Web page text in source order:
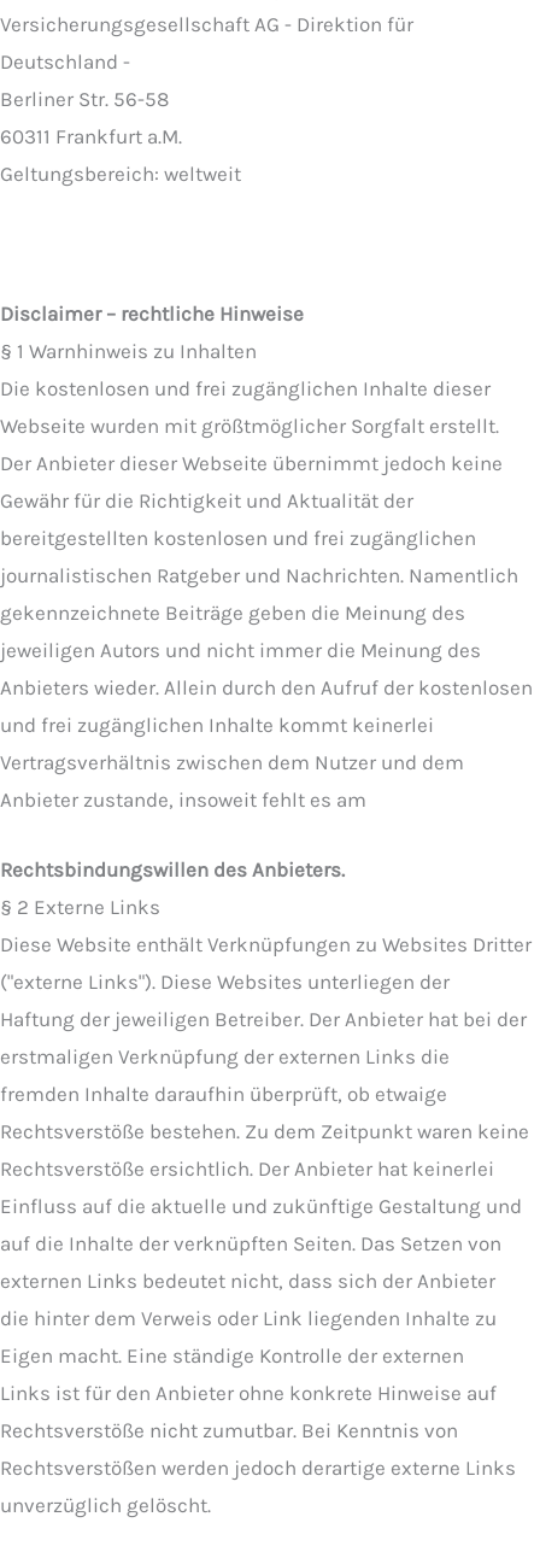
Versicherungsgesellschaft AG - Direktion für
Deutschland -
Berliner Str. 56-58
60311 Frankfurt a.M.
Geltungsbereich: weltweit
Disclaimer – rechtliche Hinweise
§ 1 Warnhinweis zu Inhalten
Die kostenlosen und frei zugänglichen Inhalte dieser
Webseite wurden mit größtmöglicher Sorgfalt erstellt.
Der Anbieter dieser Webseite übernimmt jedoch keine
Gewähr für die Richtigkeit und Aktualität der
bereitgestellten kostenlosen und frei zugänglichen
journalistischen Ratgeber und Nachrichten. Namentlich
gekennzeichnete Beiträge geben die Meinung des
jeweiligen Autors und nicht immer die Meinung des
Anbieters wieder. Allein durch den Aufruf der kostenlosen
und frei zugänglichen Inhalte kommt keinerlei
Vertragsverhältnis zwischen dem Nutzer und dem
Anbieter zustande, insoweit fehlt es am
Rechtsbindungswillen des Anbieters.
§ 2 Externe Links
Diese Website enthält Verknüpfungen zu Websites Dritter
("externe Links"). Diese Websites unterliegen der
Haftung der jeweiligen Betreiber. Der Anbieter hat bei der
erstmaligen Verknüpfung der externen Links die
fremden Inhalte daraufhin überprüft, ob etwaige
Rechtsverstöße bestehen. Zu dem Zeitpunkt waren keine
Rechtsverstöße ersichtlich. Der Anbieter hat keinerlei
Einfluss auf die aktuelle und zukünftige Gestaltung und
auf die Inhalte der verknüpften Seiten. Das Setzen von
externen Links bedeutet nicht, dass sich der Anbieter
die hinter dem Verweis oder Link liegenden Inhalte zu
Eigen macht. Eine ständige Kontrolle der externen
Links ist für den Anbieter ohne konkrete Hinweise auf
Rechtsverstöße nicht zumutbar. Bei Kenntnis von
Rechtsverstößen werden jedoch derartige externe Links
unverzüglich gelöscht.